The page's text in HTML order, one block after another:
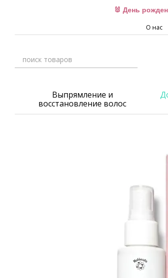
🐰 День
О нас
Выпрямление и
восстановление волос